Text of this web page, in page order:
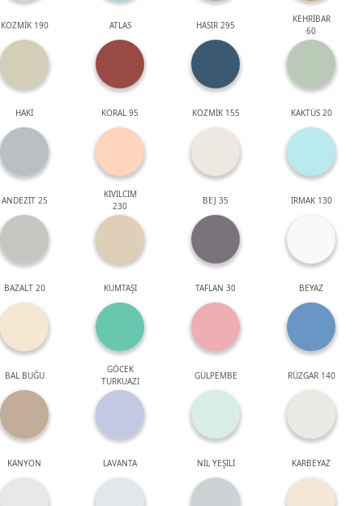
KOZMİK 190 ATLAS HASIR 295
KEHRİBAR
60
HAKİ KORAL 95 KOZMİK 155 KAKTÜS 20
ANDEZİT 25
KIVILCIM
230
BEJ 35 IRMAK 130
BAZALT 20 KUMTAŞI TAFLAN 30 BEYAZ
BAL BUĞU
GÖCEK
TURKUAZI
GÜLPEMBE RÜZGAR 140
KANYON LAVANTA NİL YEŞİLİ KARBEYAZ